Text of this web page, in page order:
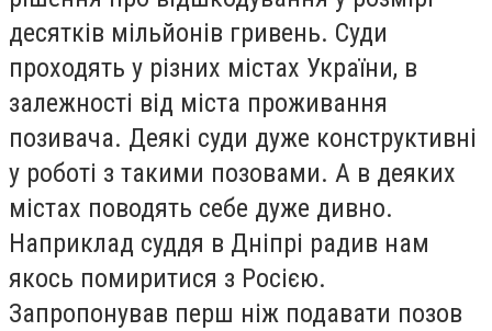
десятків мільйонів гривень. Суди
проходять у різних містах України, в
залежності від міста проживання
позивача. Деякі суди дуже конструктивні
у роботі з такими позовами. А в деяких
містах поводять себе дуже дивно.
Наприклад суддя в Дніпрі радив нам
якось помиритися з Росією.
Запропонував перш ніж подавати позов